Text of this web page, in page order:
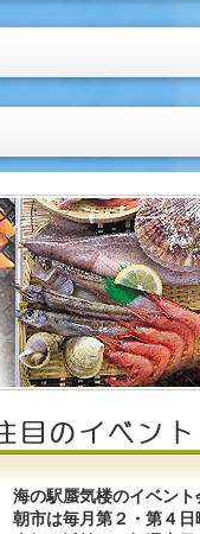
海の駅蜃気楼のイベン
朝市は毎月第２・第４日